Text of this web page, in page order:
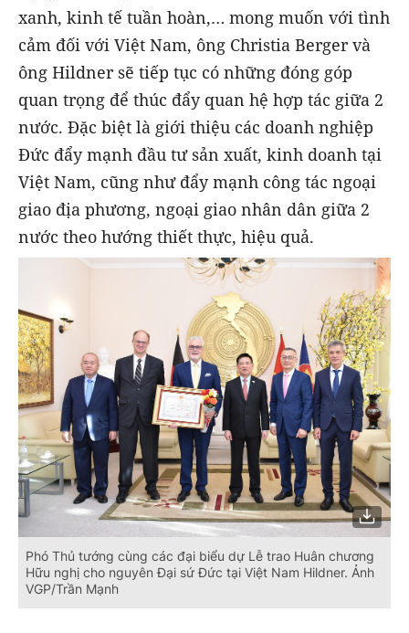
xanh, kinh tế tuần hoàn,… mong muốn với tình
cảm đối với Việt Nam, ông Christia Berger và
ông Hildner sẽ tiếp tục có những đóng góp
quan trọng để thúc đẩy quan hệ hợp tác giữa 2
nước. Đặc biệt là giới thiệu các doanh nghiệp
Đức đẩy mạnh đầu tư sản xuất, kinh doanh tại
Việt Nam, cũng như đẩy mạnh công tác ngoại
giao địa phương, ngoại giao nhân dân giữa 2
nước theo hướng thiết thực, hiệu quả.
Phó Thủ tướng cùng các đại biểu dự Lễ trao Huân chương
Hữu nghị cho nguyên Đại sứ Đức tại Việt Nam Hildner. Ảnh
VGP/Trần Mạnh